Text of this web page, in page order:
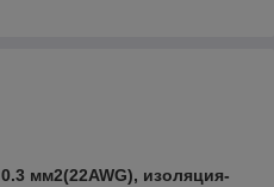
0.3 мм2(22AWG), изоляция-